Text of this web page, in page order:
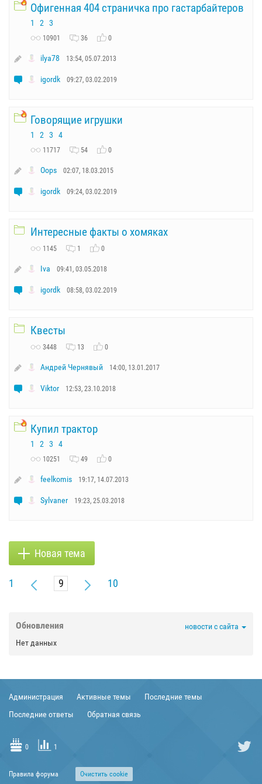
Офигенная 404 страничка про гастарбайтеров
1 2 3
10901 36 0
ilya78 13:54, 05.07.2013
igordk 09:27, 03.02.2019
Говорящие игрушки
1 2 3 4
11717 54 0
Oops 02:07, 18.03.2015
igordk 09:24, 03.02.2019
Интересные факты о хомяках
1145 1 0
Iva 09:41, 03.05.2018
igordk 08:58, 03.02.2019
Квесты
3448 13 0
Андрей Чернявый 14:00, 13.01.2017
Viktor 12:53, 23.10.2018
Купил трактор
1 2 3 4
10251 49 0
feelkomis 19:17, 14.07.2013
Sylvaner 19:23, 25.03.2018
1 10
Новая тема
Обновления
новости с сайта
Нет данных
Администрация Активные темы
Последние темы
Последние ответы
Обратная связь
0 1
Правила форума Очиcтить cookie